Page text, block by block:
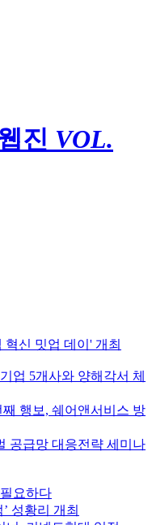
VOL.
신 밋업 데이' 개최
업 5개사와 양해각서 체
행보, 쉐어앤서비스 방
공급망 대응전략 세미나
요하다
성황리 개최